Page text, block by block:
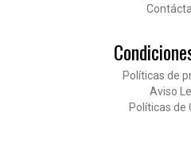
Políticas de
Aviso
Políticas de